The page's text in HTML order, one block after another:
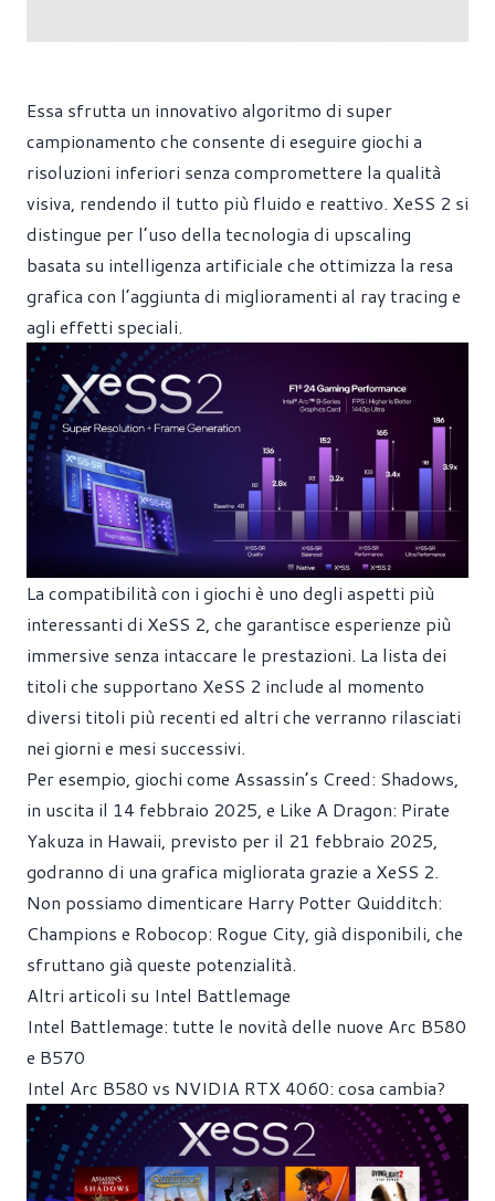
Essa sfrutta un innovativo algoritmo di super
campionamento che consente di eseguire giochi a
risoluzioni inferiori senza compromettere la qualità
visiva, rendendo il tutto più fluido e reattivo. XeSS 2 si
distingue per l’uso della tecnologia di upscaling
basata su intelligenza artificiale che ottimizza la resa
grafica con l’aggiunta di miglioramenti al ray tracing e
agli effetti speciali.
La compatibilità con i giochi è uno degli aspetti più
interessanti di XeSS 2, che garantisce esperienze più
immersive senza intaccare le prestazioni. La lista dei
titoli che supportano XeSS 2 include al momento
diversi titoli più recenti ed altri che verranno rilasciati
nei giorni e mesi successivi.
Per esempio, giochi come Assassin’s Creed: Shadows,
in uscita il 14 febbraio 2025, e Like A Dragon: Pirate
Yakuza in Hawaii, previsto per il 21 febbraio 2025,
godranno di una grafica migliorata grazie a XeSS 2.
Non possiamo dimenticare Harry Potter Quidditch:
Champions e Robocop: Rogue City, già disponibili, che
sfruttano già queste potenzialità.
Altri articoli su Intel Battlemage
Intel Battlemage: tutte le novità delle nuove Arc B580
e B570
Intel Arc B580 vs NVIDIA RTX 4060: cosa cambia?